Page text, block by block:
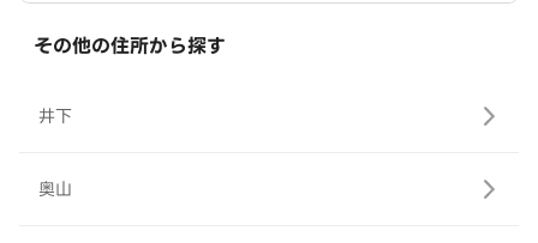
その他の住所から探す
井下
奥山